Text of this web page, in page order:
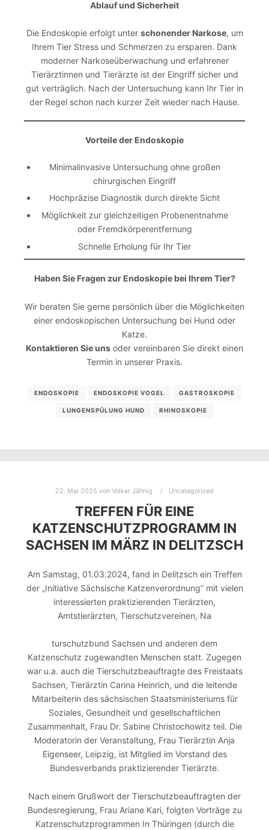
Ablauf und Sicherheit
Die Endoskopie erfolgt unter schonender Narkose, um
Ihrem Tier Stress und Schmerzen zu ersparen. Dank
moderner Narkoseüberwachung und erfahrener
Tierärztinnen und Tierärzte ist der Eingriff sicher und
gut verträglich. Nach der Untersuchung kann Ihr Tier in
der Regel schon nach kurzer Zeit wieder nach Hause.
Vorteile der Endoskopie
Minimalinvasive Untersuchung ohne großen
chirurgischen Eingriff
Hochpräzise Diagnostik durch direkte Sicht
Möglichkeit zur gleichzeitigen Probenentnahme
oder Fremdkörperentfernung
Schnelle Erholung für Ihr Tier
Haben Sie Fragen zur Endoskopie bei Ihrem Tier?
Wir beraten Sie gerne persönlich über die Möglichkeiten
einer endoskopischen Untersuchung bei Hund oder
Katze.
Kontaktieren Sie uns oder vereinbaren Sie direkt einen
Termin in unserer Praxis.
ENDOSKOPIE ENDOSKOPIE VOGEL GASTROSKOPIE
LUNGENSPÜLUNG HUND RHINOSKOPIE
22. Mai 2025 von Volker Jähnig Uncategorized
TREFFEN FÜR EINE
KATZENSCHUTZPROGRAMM IN
SACHSEN IM MÄRZ IN DELITZSCH
Am Samstag, 01.03.2024, fand in Delitzsch ein Treffen
der „Initiative Sächsische Katzenverordnung“ mit vielen
interessierten praktizierenden Tierärzten,
Amtstierärzten, Tierschutzvereinen, Na
turschutzbund Sachsen und anderen dem
Katzenschutz zugewandten Menschen statt. Zugegen
war u.a. auch die Tierschutzbeauftragte des Freistaats
Sachsen, Tierärztin Carina Heinrich, und die leitende
Mitarbeiterin des sächsischen Staatsministeriums für
Soziales, Gesundheit und gesellschaftlichen
Zusammenhalt, Frau Dr. Sabine Christochowitz teil. Die
Moderatorin der Veranstaltung, Frau Tierärztin Anja
Eigenseer, Leipzig, ist Mitglied im Vorstand des
Bundesverbands praktizierender Tierärzte.
Nach einem Grußwort der Tierschutzbeauftragten der
Bundesregierung, Frau Ariane Kari, folgten Vorträge zu
Katzenschutzprogrammen In Thüringen (durch die